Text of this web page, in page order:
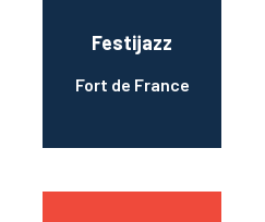
Festijazz
Fort de France